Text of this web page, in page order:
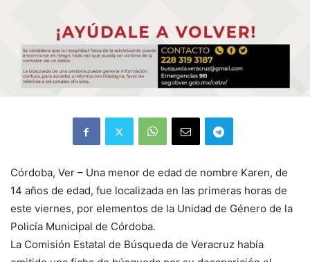
Córdoba, Ver – Una menor de edad de nombre Karen, de
14 años de edad, fue localizada en las primeras horas de
este viernes, por elementos de la Unidad de Género de la
Policía Municipal de Córdoba.
La Comisión Estatal de Búsqueda de Veracruz había